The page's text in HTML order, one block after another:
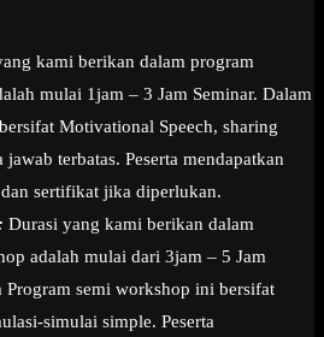
kami berikan dalam program
mulai 1jam – 3 Jam Seminar. Dalam
Motivational Speech, sharing
terbatas. Peserta mendapatkan
sertifikat jika diperlukan.
Durasi yang kami berikan dalam
adalah mulai dari 3jam – 5 Jam
Program semi workshop ini bersifat
simulai simple. Peserta